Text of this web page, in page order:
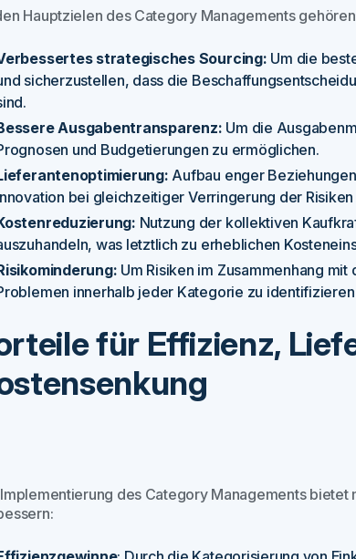
Hauptzielen des Category Managements
strategisches Sourcing: Um die
sicherzustellen, dass die
Ausgabentransparenz: Um die
und Budgetierungen zu ermöglichen.
Aufbau enger
bei gleichzeitiger Verringerung der
Nutzung der kollektiven
was letztlich zu erheblichen
Um Risiken im Zusammenhang
innerhalb jeder Kategorie zu
für Effizienz,
des Category Managements